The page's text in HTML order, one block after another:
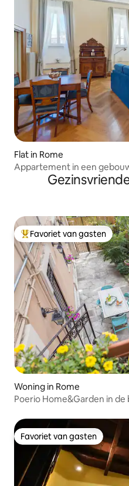
Flat in Rome
Appartement in een
Coronari
Topfavoriet van gasten
Favoriet van gasten
Woning in Rome
Poerio Home&Garden in
Favoriet van gasten
Favoriet van gasten